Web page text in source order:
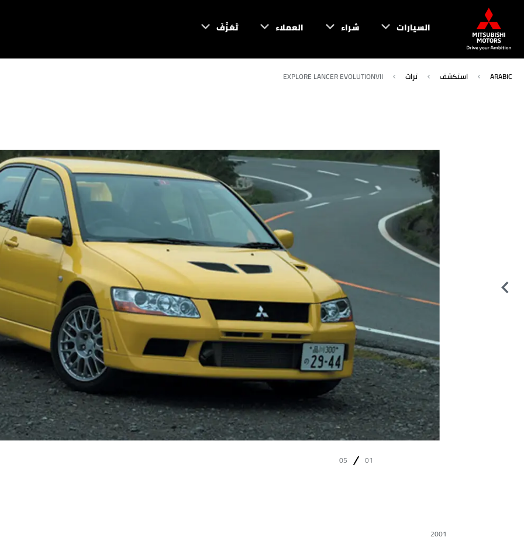
السيارات شراء العملاء تَعَرَّفَ
ARABIC استكشف تراث EXPLORE LANCER EVOLUTIONVII
01
05
2001